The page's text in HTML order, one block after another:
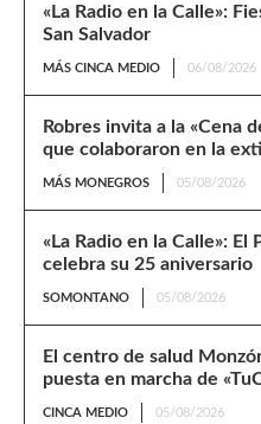
«La Radio en la Calle»:
San Salvador
MÁS CINCA MEDIO 06/08/2026
Robres invita a la «Cena
que colaboraron en la
MÁS MONEGROS 05/08/2026
«La Radio en la Calle»:
celebra su 25 aniversario
SOMONTANO 05/08/2026
El centro de salud
puesta en marcha de
CINCA MEDIO 05/08/2026